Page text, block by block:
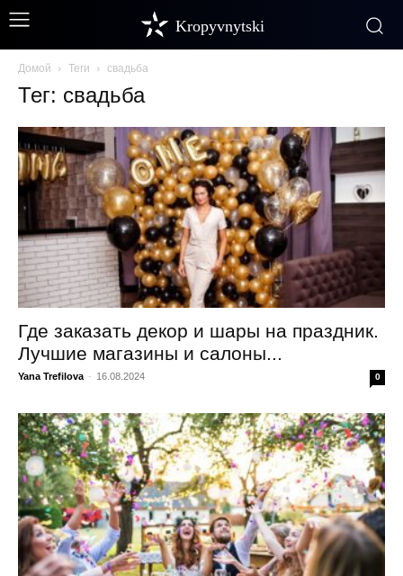
Kropyvnytski
Домой Теги свадьба
Тег: свадьба
Где заказать декор и шары на праздник.
Лучшие магазины и салоны...
Yana Trefilova - 16.08.2024 0